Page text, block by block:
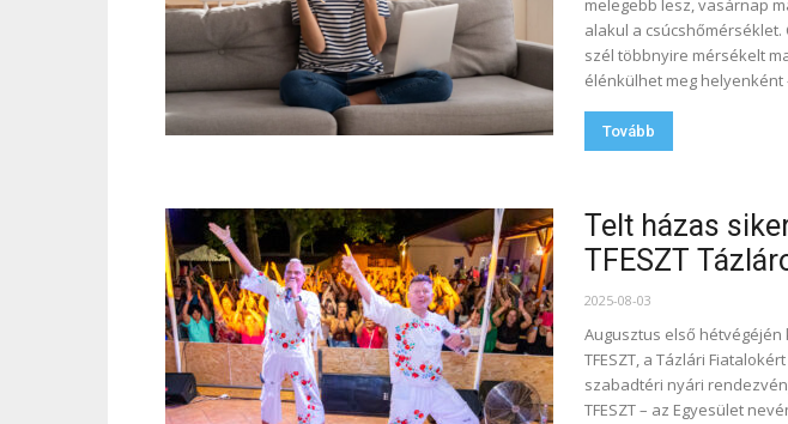
melegebb lesz, vasárnap
alakul a
szél többnyire mérsékelt
élénkülhet meg helyenként
Tovább
Telt házas
TFESZT
2025-08-03
Augusztus első
TFESZT, a Tázlári
szabadtéri nyári
TFESZT – az Egyesület